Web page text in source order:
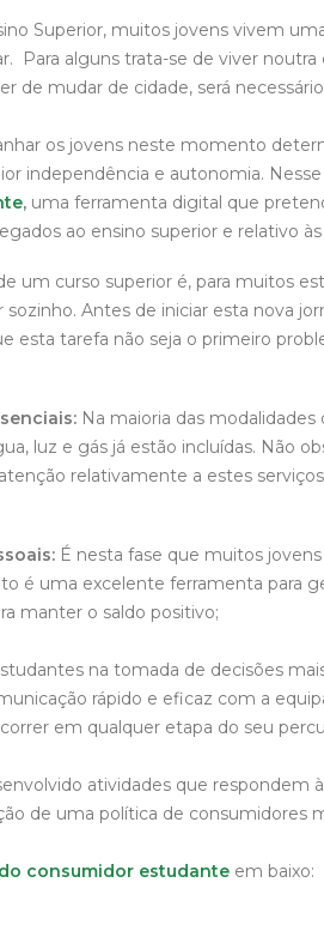
Superior, muitos jovens vivem
Para alguns trata-se de viver noutra
de mudar de cidade, será
os jovens neste momento
independência e autonomia.
, uma ferramenta digital que
ao ensino superior e relativo
um curso superior é, para muitos
sozinho. Antes de iniciar esta nova
esta tarefa não seja o primeiro
Na maioria das
luz e gás já estão incluídas. Não
relativamente a estes
É nesta fase que muitos
é uma excelente ferramenta para
manter o saldo positivo;
na tomada de decisões
rápido e eficaz com a
em qualquer etapa do seu
atividades que respondem
de uma política de consumidores
consumidor estudante em baixo: